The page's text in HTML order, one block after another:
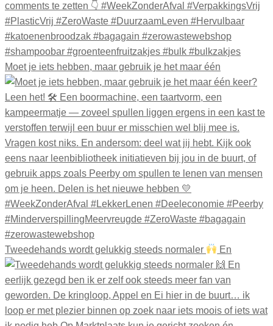
Moet je iets hebben, maar gebruik je het maar één
Tweedehands wordt gelukkig steeds normaler En